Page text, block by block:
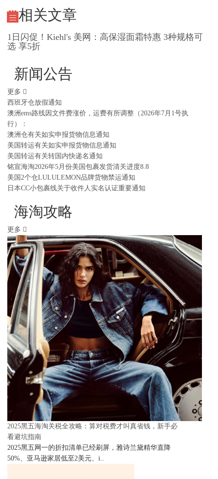
相关文章
1日闪促！Kiehl's 美网：高保湿面霜特惠 3种规格可
选 享5折
新闻公告
更多
西班牙仓放假通知
澳洲ems路线因文件费涨价，运费有所调整（2026年7月1号执
行）：
澳洲仓有关如实申报货物信息通知
美国转运有关如实申报货物信息通知
美国转运有关转国内快递名通知
铭宣海淘2026年5月份美国包裹发货清关进度8.8
美国2个仓LULULEMON品牌货物禁运通知
日本CC小包裹线关于收件人实名认证重要通知
海淘攻略
更多
2025黑五海淘关税全攻略：算对税费才叫真省钱，新手必
看避坑指南
2025黑五网一的折扣清单已经刷屏，雅诗兰黛精华直降
50%、亚马逊家居低至2美元、i..